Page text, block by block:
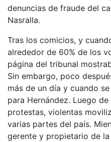
denuncias de fraude del
Nasralla.
Tras los comicios, y
alrededor de 60% de los
página del tribunal
Sin embargo, poco
más de un día y cuando
para Hernández. Luego
protestas, violentas
varias partes del país.
gerente y propietario de